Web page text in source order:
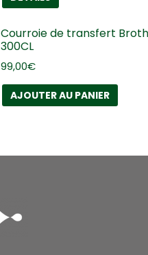
Courroie de transfert
300CL
99,00€
AJOUTER AU PANIER